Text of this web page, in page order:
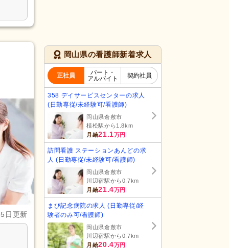
日更新
岡山県の看護師新着求人
正社員
パート・
アルバイト
契約社員
358 デイサービスセンターの求人
(日勤専従/未経験可/看護師)
岡山県倉敷市
植松駅から1.8km
月給21.1万円
訪問看護 ステーションあんどの求
人 (日勤専従/未経験可/看護師)
岡山県倉敷市
川辺宿駅から0.7km
月給21.4万円
まび記念病院の求人 (日勤専従/経
験者のみ可/看護師)
岡山県倉敷市
川辺宿駅から0.7km
月給20.4万円